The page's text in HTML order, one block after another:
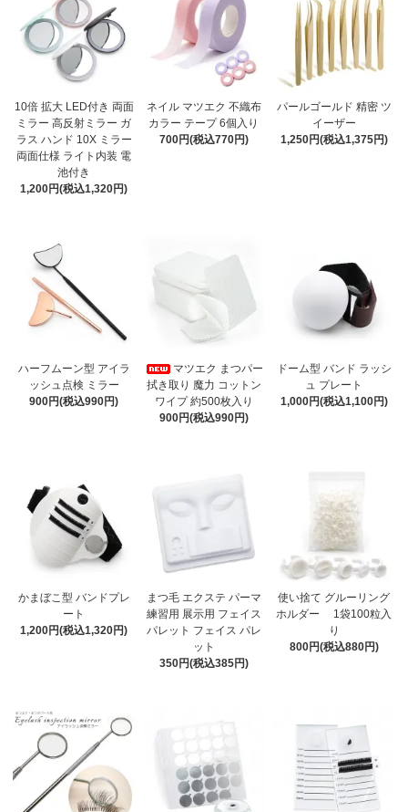
10倍 拡大 LED付き 両面
ミラー 高反射ミラー ガ
ラス ハンド 10X ミラー
両面仕様 ライト内装 電
池付き
1,200円(税込1,320円)
ネイル マツエク 不織布
カラー テープ 6個入り
700円(税込770円)
パールゴールド 精密 ツ
イーザー
1,250円(税込1,375円)
ハーフムーン型 アイラ
ッシュ点検 ミラー
900円(税込990円)
マツエク まつパー
拭き取り 魔力 コットン
ワイプ 約500枚入り
900円(税込990円)
ドーム型 バンド ラッシ
ュ プレート
1,000円(税込1,100円)
かまぼこ型 バンドプレ
ート
1,200円(税込1,320円)
まつ毛 エクステ パーマ
練習用 展示用 フェイス
パレット フェイス パレ
ット
350円(税込385円)
使い捨て グルーリング
ホルダー 1袋100粒入
り
800円(税込880円)